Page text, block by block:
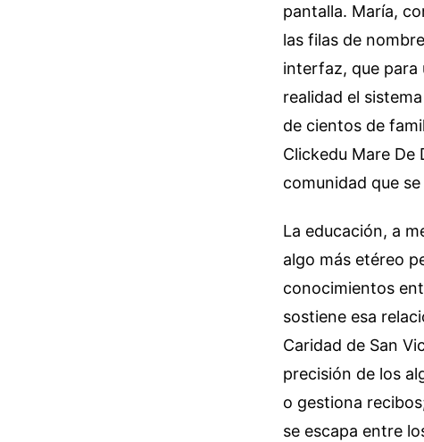
pantalla. María,
las filas de
interfaz, que para
realidad el
de cientos de
Clickedu Mare De
comunidad que
La educación, a
algo más etéreo
conocimientos
sostiene esa
Caridad de San
precisión de los
o gestiona
se escapa entre